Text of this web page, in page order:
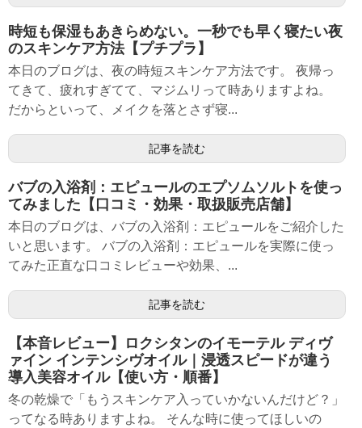
時短も保湿もあきらめない。一秒でも早く寝たい夜
のスキンケア方法【プチプラ】
本日のブログは、夜の時短スキンケア方法です。 夜帰っ
てきて、疲れすぎてて、マジムリって時ありますよね。
だからといって、メイクを落とさず寝...
記事を読む
バブの入浴剤：エピュールのエプソムソルトを使っ
てみました【口コミ・効果・取扱販売店舗】
本日のブログは、バブの入浴剤：エピュールをご紹介した
いと思います。 バブの入浴剤：エピュールを実際に使っ
てみた正直な口コミレビューや効果、...
記事を読む
【本音レビュー】ロクシタンのイモーテル ディヴ
ァイン インテンシヴオイル｜浸透スピードが違う
導入美容オイル【使い方・順番】
冬の乾燥で「もうスキンケア入っていかないんだけど？」
ってなる時ありますよね。 そんな時に使ってほしいの